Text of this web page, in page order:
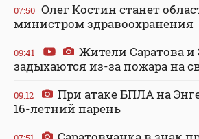
07:50 Олег Костин станет
министром здравоохранения
09:41
Жители Саратова и
задыхаются из-за пожара на
09:12
При атаке БПЛА на
16-летний парень